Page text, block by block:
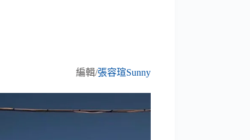
編輯/張容瑄Sunny